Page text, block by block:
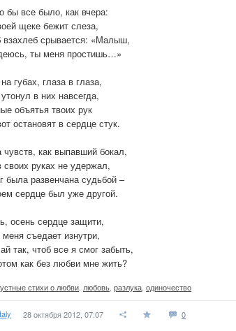
бы все было, как вчера:
щеке бежит слеза,
взахлеб срывается: «Малыш,
ты меня простишь…»
губах, глаза в глаза,
в них навсегда,
объятья твоих рук
остановят в сердце стук.
как выпавший бокал,
своих руках не удержал,
была развенчана судьбой –
сердце был уже другой.
осень сердце защити,
съедает изнутри,
так, чтоб все я смог забыть,
как без любви мне жить?
стихи о любви любовь разлука одиночество
28 октября 2012, 07:07 0